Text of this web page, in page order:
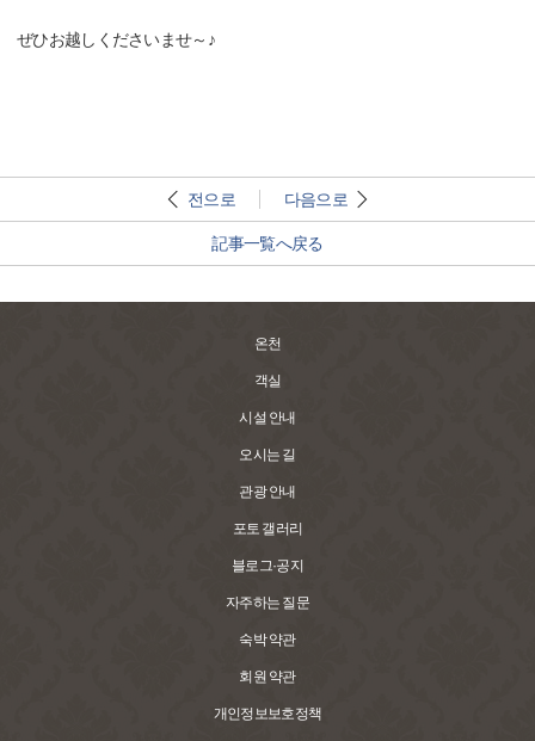
ぜひお越しくださいませ～♪
전으로 다음으로
記事一覧へ戻る
온천
객실
시설 안내
오시는 길
관광 안내
포토 갤러리
블로그·공지
자주하는 질문
숙박 약관
회원 약관
개인정보보호정책